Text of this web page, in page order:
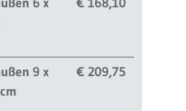
9 x
€ 209,75